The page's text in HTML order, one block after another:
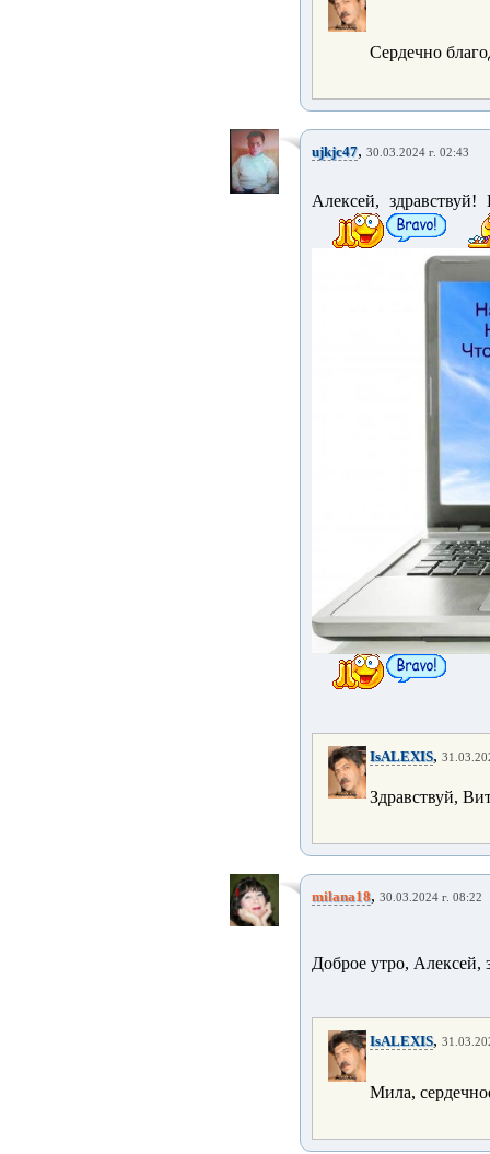
Сердечно
ujkjc47, 30.03.2024 г. 02:43
Алексей,
IsALEXIS,
Здравствуй,
milana18, 30.03.2024 г. 08:22
Доброе утро, Алексей,
IsALEXIS,
Мила,